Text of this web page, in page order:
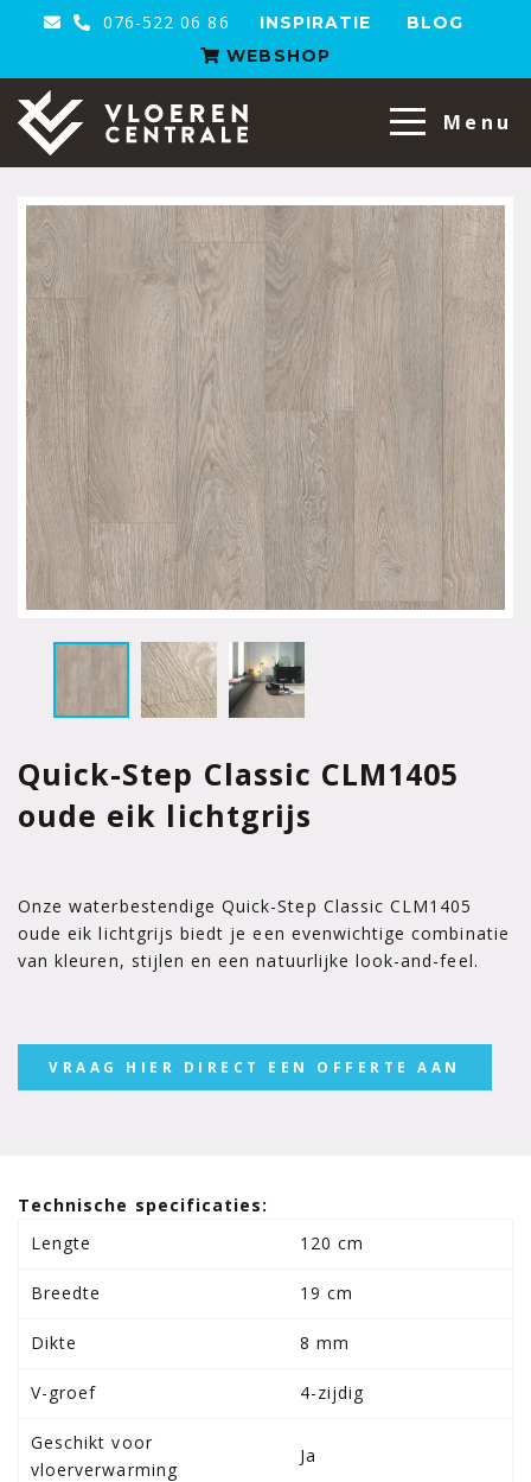
076-522 06 86 INSPIRATIE
BLOG
WEBSHOP
VloerenCentrale
Menu
Quick-Step Classic CLM1405
oude eik lichtgrijs
Onze waterbestendige Quick-Step Classic CLM1405
oude eik lichtgrijs biedt je een evenwichtige combinatie
van kleuren, stijlen en een natuurlijke look-and-feel.
VRAAG HIER DIRECT EEN OFFERTE AAN
Technische specificaties:
Lengte
120 cm
Breedte 19 cm
Dikte 8 mm
V-groef 4-zijdig
Geschikt voor
vloerverwarming
Ja